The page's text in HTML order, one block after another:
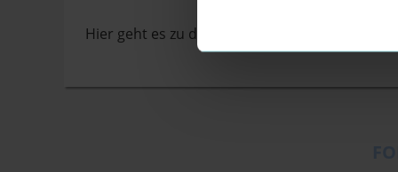
Hier geht es zu den aktuellen